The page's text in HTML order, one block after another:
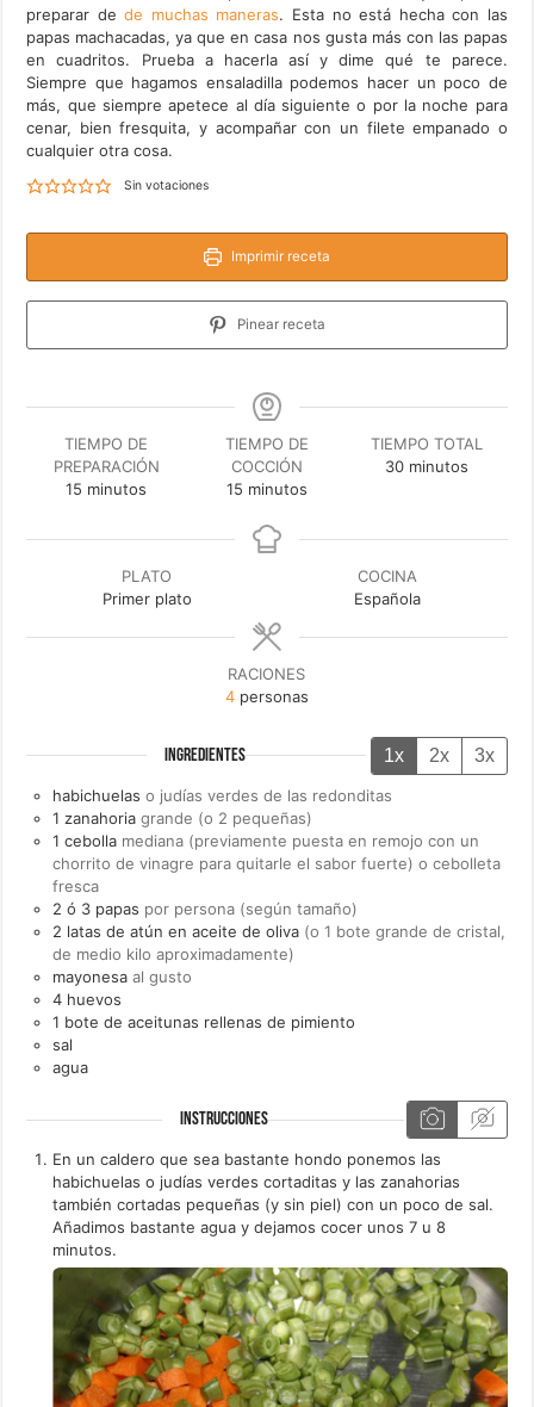
preparar dede muchas maneras. Esta no está hecha con las
papas machacadas, ya que en casa nos gusta más con las papas
en cuadritos. Prueba a hacerla así y dime qué te parece.
Siempre que hagamos ensaladilla podemos hacer un poco de
más, que siempre apetece al día siguiente o por la noche para
cenar, bien fresquita, y acompañar con un filete empanado o
cualquier otra cosa.
Sin votaciones
Imprimir receta
Pinear receta
TIEMPO DE
PREPARACIÓN
15 minutos
minutos
TIEMPO DE
COCCIÓN
15minutos
minutos
TIEMPO TOTAL
30minutos
minutos
PLATO
Primer plato
COCINA
Española
RACIONES
4 personas
INGREDIENTES 1x 2x 3x
habichuelas o judías verdes de las redonditas
1 zanahoria grande (o 2 pequeñas)
1 cebolla mediana (previamente puesta en remojo con un
chorrito de vinagre para quitarle el sabor fuerte) o cebolleta
fresca
2 ó 3 papas por persona (según tamaño)
2 latas de atún en aceite de oliva (o 1 bote grande de cristal,
de medio kilo aproximadamente)
mayonesa al gusto
4 huevos
1 bote de aceitunas rellenas de pimiento
sal
agua
INSTRUCCIONES
En un caldero que sea bastante hondo ponemos las
habichuelas o judías verdes cortaditas y las zanahorias
también cortadas pequeñas (y sin piel) con un poco de sal.
Añadimos bastante agua y dejamos cocer unos 7 u 8
minutos.